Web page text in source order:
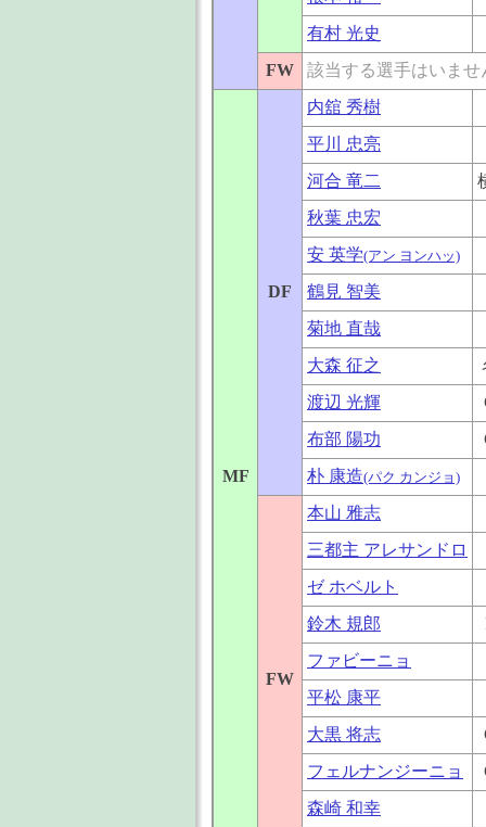
有村 光史
FW
該当する選手はいませ
MF
DF
内舘 秀樹
平川 忠亮
河合 竜二
秋葉 忠宏
安 英学(アン ヨンハッ)
鶴見 智美
菊地 直哉
大森 征之
渡辺 光輝
布部 陽功
朴 康造(パク カンジョ)
FW
本山 雅志
三都主 アレサンドロ
ゼ ホベルト
鈴木 規郎
ファビーニョ
平松 康平
大黒 将志
フェルナンジーニョ
森崎 和幸